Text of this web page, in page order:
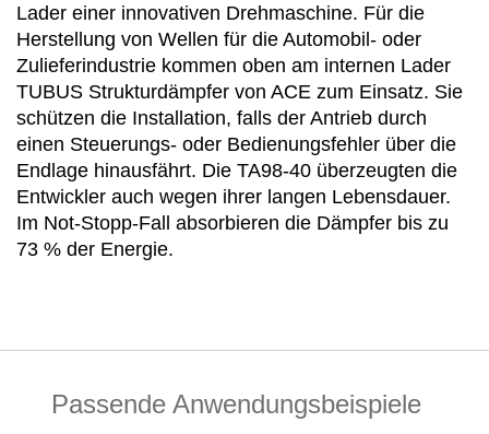
Lader einer innovativen Drehmaschine. Für die
Herstellung von Wellen für die Automobil- oder
Zulieferindustrie kommen oben am internen Lader
TUBUS Strukturdämpfer von ACE zum Einsatz. Sie
schützen die Installation, falls der Antrieb durch
einen Steuerungs- oder Bedienungsfehler über die
Endlage hinausfährt. Die TA98-40 überzeugten die
Entwickler auch wegen ihrer langen Lebensdauer.
Im Not-Stopp-Fall absorbieren die Dämpfer bis zu
73 % der Energie.
Passende Anwendungsbeispiele